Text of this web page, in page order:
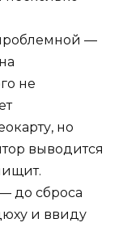
—
не
но
выводится
до сброса
и ввиду